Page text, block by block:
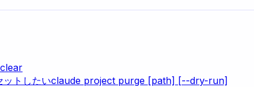
ットしたいclaude project purge [path] [--dry-run]